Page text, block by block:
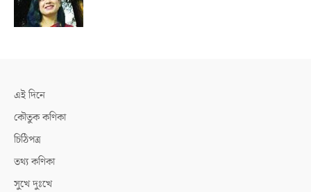
এই দিনে
কৌতুক কণিকা
চিঠিপত্র
তথ্য কণিকা
সুখে দুঃখে